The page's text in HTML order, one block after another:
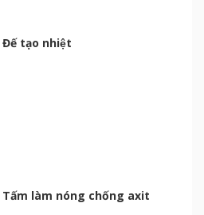
Đế tạo nhiệt
Tấm làm nóng chống axit